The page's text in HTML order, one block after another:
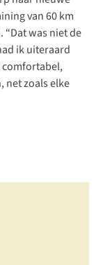
van 60 km
“Dat was niet de
ik uiteraard
comfortabel,
net zoals elke